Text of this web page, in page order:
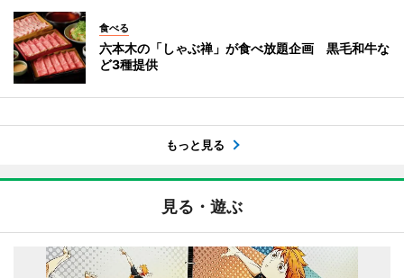
食べる
六本木の「しゃぶ禅」が食べ放題企画 黒毛和牛な
ど3種提供
もっと見る
見る・遊ぶ